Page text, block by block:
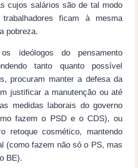
cujos salários são de tal modo
ficam à mesma
pobreza.
ideólogos do pensamento
tanto quanto possível
procuram manter a defesa da
justificar a manutenção ou até
medidas laborais do governo
fazem o PSD e o CDS), ou
retoque cosmético, mantendo
(como fazem não só o PS, mas
BE).